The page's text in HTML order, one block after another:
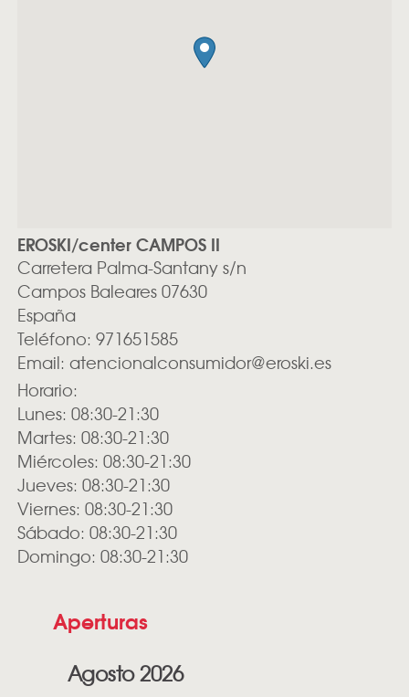
EROSKI/center CAMPOS II
Carretera Palma-Santany s/n
Campos Baleares07630
España
Teléfono: 971651585
Email: atencionalconsumidor@eroski.es
Horario:
Lunes: 08:30-21:30
Martes: 08:30-21:30
Miércoles: 08:30-21:30
Jueves: 08:30-21:30
Viernes: 08:30-21:30
Sábado: 08:30-21:30
Domingo: 08:30-21:30
Aperturas
Agosto 2026